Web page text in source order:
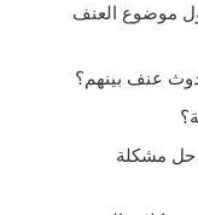
موضوع العنف
عنف بينهم؟
حل مشكلة